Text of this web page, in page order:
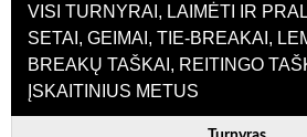
VISI TURNYRAI, LAIMĖTI IR
SETAI, GEIMAI, TIE-BREAKAI,
BREAKŲ TAŠKAI, REITINGO
ĮSKAITINIUS METUS